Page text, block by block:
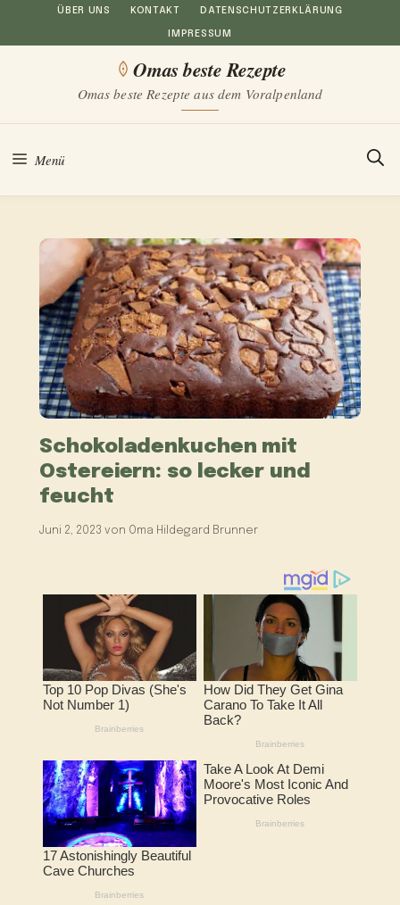
Inhalt
ÜBER UNS KONTAKT DATENSCHUTZERKLÄRUNG
IMPRESSUM
Omas beste Rezepte
Omas beste Rezepte aus dem Voralpenland
Menü
Schokoladenkuchen mit
Ostereiern: so lecker und
feucht
Juni 2, 2023 von Oma Hildegard Brunner